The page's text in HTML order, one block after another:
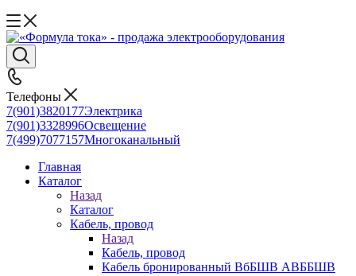
Телефоны
7(901)3820177Электрика
7(901)3328996Освещение
7(499)7077157Многоканальный
Главная
Каталог
Назад
Каталог
Кабель, провод
Назад
Кабель, провод
Кабель бронированный ВбБШВ АВББШВ